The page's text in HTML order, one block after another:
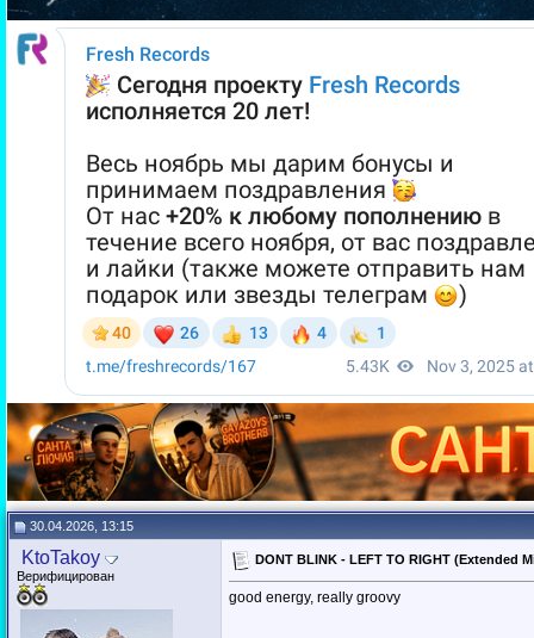
30.04.2026, 13:15
KtoTakoy
Верифицирован
DONT BLINK - LEFT TO RIGHT (Extended
good energy, really groovy